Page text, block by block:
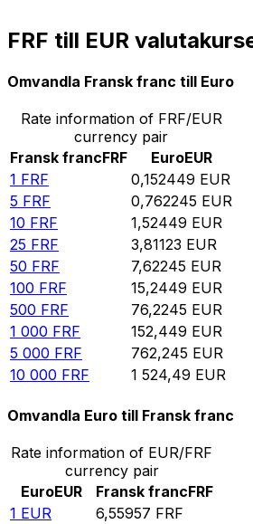
FRF till EUR
Omvandla Fransk franc till Euro
Rate information of FRF/EUR
currency pair
Fransk francFRF EuroEUR
1 FRF 0,152449 EUR
5 FRF 0,762245 EUR
10 FRF 1,52449 EUR
25 FRF 3,81123 EUR
50 FRF 7,62245 EUR
100 FRF 15,2449 EUR
500 FRF 76,2245 EUR
1 000 FRF 152,449 EUR
5 000 FRF 762,245 EUR
10 000 FRF 1 524,49 EUR
Omvandla Euro till Fransk franc
Rate information of EUR/FRF
currency pair
EuroEUR Fransk francFRF
1 EUR 6,55957 FRF